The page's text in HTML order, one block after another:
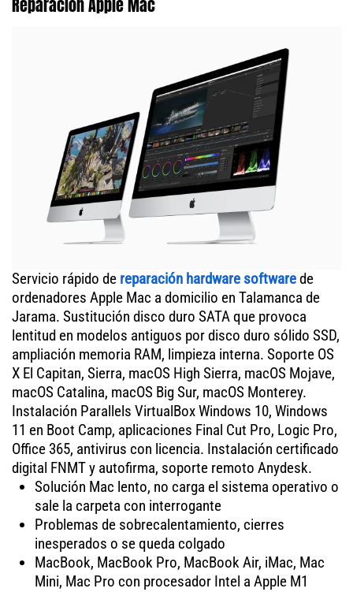
Reparación Apple Mac
Servicio rápido de reparación hardware softwarede
ordenadores Apple Mac a domicilio en Talamanca de
Jarama. Sustitución disco duro SATA que provoca
lentitud en modelos antiguos por disco duro sólido SSD,
ampliación memoria RAM, limpieza interna. Soporte OS
X El Capitan, Sierra, macOS High Sierra, macOS Mojave,
macOS Catalina, macOS Big Sur, macOS Monterey.
Instalación Parallels VirtualBox Windows 10, Windows
11 en Boot Camp, aplicaciones Final Cut Pro, Logic Pro,
Office 365, antivirus con licencia. Instalación certificado
digital FNMT y autofirma, soporte remoto Anydesk.
Solución Mac lento, no carga el sistema operativo o
sale la carpeta con interrogante
Problemas de sobrecalentamiento, cierres
inesperados o se queda colgado
MacBook, MacBook Pro, MacBook Air, iMac, Mac
Mini, Mac Pro con procesador Intel a Apple M1